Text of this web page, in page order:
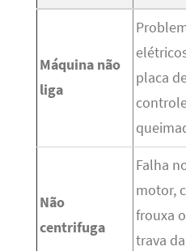
Máquina não
liga
placa
Não
centrifuga
Falha
motor,
frouxa
trava da